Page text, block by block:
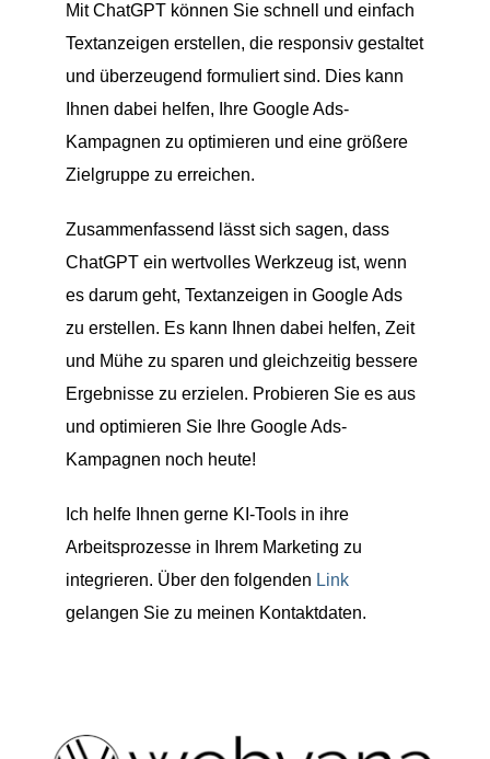
Mit ChatGPT können Sie schnell und einfach
Textanzeigen erstellen, die responsiv gestaltet
und überzeugend formuliert sind. Dies kann
Ihnen dabei helfen, Ihre Google Ads-
Kampagnen zu optimieren und eine größere
Zielgruppe zu erreichen.
Zusammenfassend lässt sich sagen, dass
ChatGPT ein wertvolles Werkzeug ist, wenn
es darum geht, Textanzeigen in Google Ads
zu erstellen. Es kann Ihnen dabei helfen, Zeit
und Mühe zu sparen und gleichzeitig bessere
Ergebnisse zu erzielen. Probieren Sie es aus
und optimieren Sie Ihre Google Ads-
Kampagnen noch heute!
Ich helfe Ihnen gerne KI-Tools in ihre
Arbeitsprozesse in Ihrem Marketing zu
integrieren. Über den folgenden Link
gelangen Sie zu meinen Kontaktdaten.